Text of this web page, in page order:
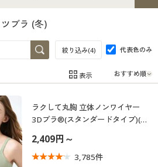
着
具
通販すべて
ブラ (冬)
絞り込み(4) 代表色のみ
のある商品のみ表示
表示
ラクして丸胸 立体ノンワイヤー
3Dブラ®(スタンダードタイプ)(ノ
(サードウェーブブラ)
2,409円～
3,785件